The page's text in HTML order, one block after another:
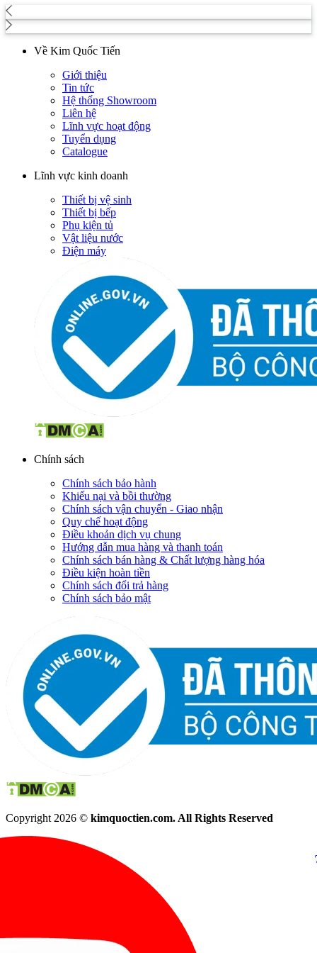
Về Kim Quốc Tiến
Giới thiệu
Tin tức
Hệ thống Showroom
Liên hệ
Lĩnh vực hoạt động
Tuyển dụng
Catalogue
Lĩnh vực kinh doanh
Thiết bị vệ sinh
Thiết bị bếp
Phụ kiện tủ
Vật liệu nước
Điện máy
Chính sách
Chính sách bảo hành
Khiếu nại và bồi thường
Chính sách vận chuyển - Giao nhận
Quy chế hoạt động
Điều khoản dịch vụ chung
Hướng dẫn mua hàng và thanh toán
Chính sách bán hàng & Chất lượng hàng hóa
Điều kiện hoàn tiền
Chính sách đổi trả hàng
Chính sách bảo mật
Copyright 2026 © kimquoctien.com. All Rights Reserved
(8h00 - 21h30)
(8h00 -